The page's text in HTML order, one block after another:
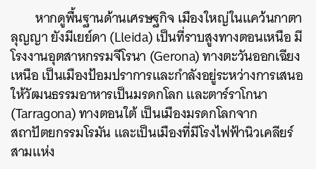
หากดูพื้นฐานด้านเศรษฐกิจ เมืองใหญ่ในแคว้นกาตา
ลุญญา ยังมีเยย์ดา (Lleida) เป็นที่ราบสูงทางตอนเหนือ มี
โรงงานอุตสาหกรรมจีโรนา (Gerona) ทางตะวันออกเฉียง
เหนือ เป็นเมืองป้อมปราการและกำลังอยู่ระหว่างการเสนอ
ให้วัฒนธรรมอาหารเป็นมรดกโลก และตาร์ราโกนา
(Tarragona) ทางตอนใต้ เป็นเมืองมรดกโลกจาก
สถาปัตยกรรมโรมัน และเป็นเมืองที่มีโรงไฟฟ้านิวเคลียร์
สามแห่ง